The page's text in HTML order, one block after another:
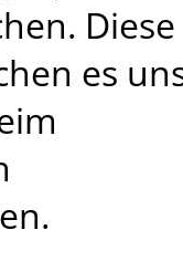
Diese
es